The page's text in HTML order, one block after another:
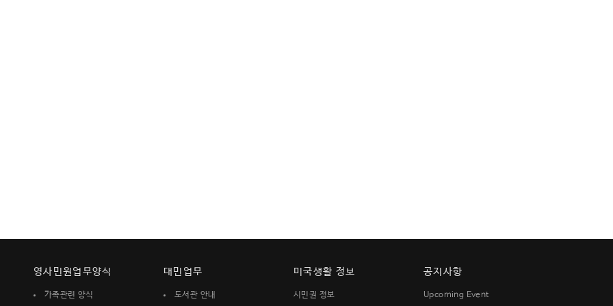
영사민원업무양식
가족관련 양식
대민업무
도서관 안내
미국생활 정보
시민권 정보
공지사항
Upcoming Event